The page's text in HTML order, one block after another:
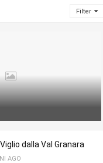
Filter
dalla Val Granara
AGO